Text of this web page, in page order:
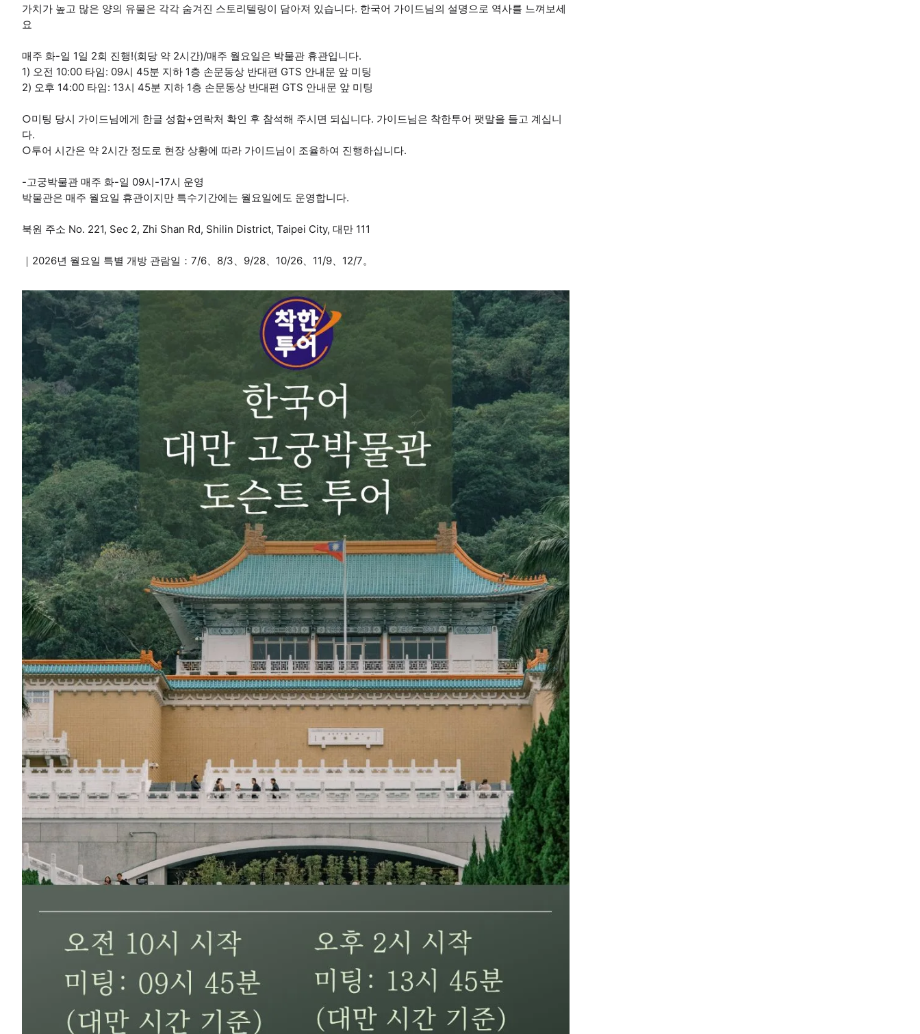
가치가 높고 많은 양의 유물은 각각 숨겨진 스토리텔링이 담아져 있습니다. 한국어 가이드님의 설명으로 역사를 느껴보세
요
매주 화-일 1일 2회 진행!(회당 약 2시간)/매주 월요일은 박물관 휴관입니다.
1) 오전 10:00 타임: 09시 45분 지하 1층 손문동상 반대편 GTS 안내문 앞 미팅
2) 오후 14:00 타임: 13시 45분 지하 1층 손문동상 반대편 GTS 안내문 앞 미팅
○미팅 당시 가이드님에게 한글 성함+연락처 확인 후 참석해 주시면 되십니다. 가이드님은 착한투어 팻말을 들고 계십니
다.
○투어 시간은 약 2시간 정도로 현장 상황에 따라 가이드님이 조율하여 진행하십니다.
-고궁박물관 매주 화-일 09시-17시 운영
박물관은 매주 월요일 휴관이지만 특수기간에는 월요일에도 운영합니다.
북원 주소 No. 221, Sec 2, Zhi Shan Rd, Shilin District, Taipei City, 대만 111
｜2026년 월요일 특별 개방 관람일：7/6、8/3、9/28、10/26、11/9、12/7。